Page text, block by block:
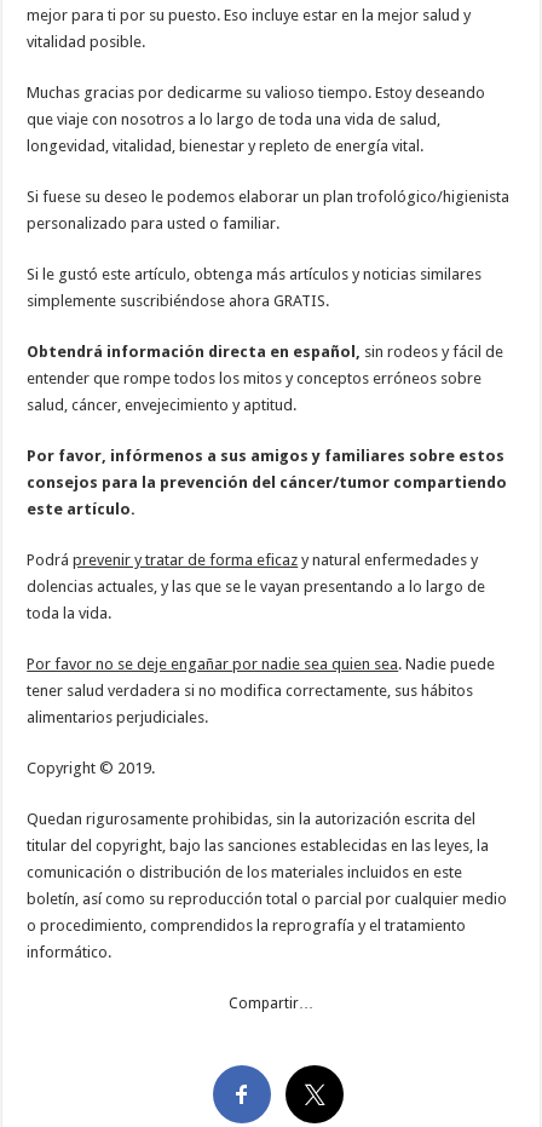
mejor para ti por su puesto. Eso incluye estar en la mejor salud y
vitalidad posible.
Muchas gracias por dedicarme su valioso tiempo. Estoy deseando
que viaje con nosotros a lo largo de toda una vida de salud,
longevidad, vitalidad, bienestar y repleto de energía vital.
Si fuese su deseo le podemos elaborar un plan trofológico/higienista
personalizado para usted o familiar.
Si le gustó este artículo, obtenga más artículos y noticias similares
simplemente suscribiéndose ahora GRATIS.
Obtendrá información directa en español, sin rodeos y fácil de
entender que rompe todos los mitos y conceptos erróneos sobre
salud, cáncer, envejecimiento y aptitud.
Por favor, infórmenos a sus amigos y familiares sobre estos
consejos para la prevención del cáncer/tumor compartiendo
este artículo.
Podráprevenir y tratar de forma eficaz y natural enfermedades y
dolencias actuales, y las que se le vayan presentando a lo largo de
toda la vida.
Por favor no se deje engañar por nadie sea quien sea. Nadie puede
tener salud verdadera si no modifica correctamente, sus hábitos
alimentarios perjudiciales.
Copyright © 2019.
Quedan rigurosamente prohibidas, sin la autorización escrita del
titular del copyright, bajo las sanciones establecidas en las leyes, la
comunicación o distribución de los materiales incluidos en este
boletín, así como su reproducción total o parcial por cualquier medio
o procedimiento, comprendidos la reprografía y el tratamiento
informático.
Compartir…